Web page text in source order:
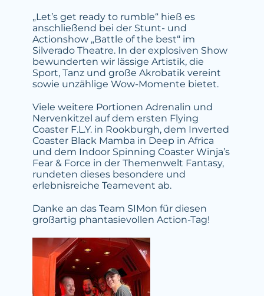
„Let’s get ready to rumble“ hieß es
anschließend bei der Stunt- und
Actionshow „Battle of the best“ im
Silverado Theatre. In der explosiven Show
bewunderten wir lässige Artistik, die
Sport, Tanz und große Akrobatik vereint
sowie unzählige Wow-Momente bietet.
Viele weitere Portionen Adrenalin und
Nervenkitzel auf dem ersten Flying
Coaster F.L.Y. in Rookburgh, dem Inverted
Coaster Black Mamba in Deep in Africa
und dem Indoor Spinning Coaster Winja’s
Fear & Force in der Themenwelt Fantasy,
rundeten dieses besondere und
erlebnisreiche Teamevent ab.
Danke an das Team SIMon für diesen
großartig phantasievollen Action-Tag!